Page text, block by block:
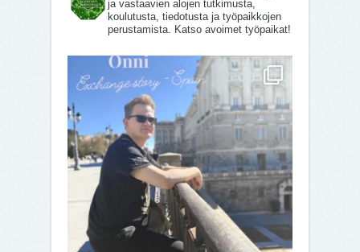
ja vastaavien alojen tutkimusta,
koulutusta, tiedotusta ja työpaikkojen
perustamista. Katso avoimet työpaikat!